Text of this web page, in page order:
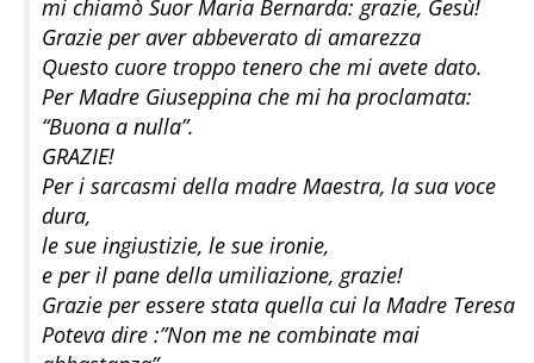
mi chiamò Suor Maria Bernarda: grazie, Gesù!
Grazie per aver abbeverato di amarezza
Questo cuore troppo tenero che mi avete dato.
Per Madre Giuseppina che mi ha proclamata:
“Buona a nulla”.
GRAZIE!
Per i sarcasmi della madre Maestra, la sua voce
dura,
le sue ingiustizie, le sue ironie,
e per il pane della umiliazione, grazie!
Grazie per essere stata quella cui la Madre Teresa
Poteva dire :”Non me ne combinate mai